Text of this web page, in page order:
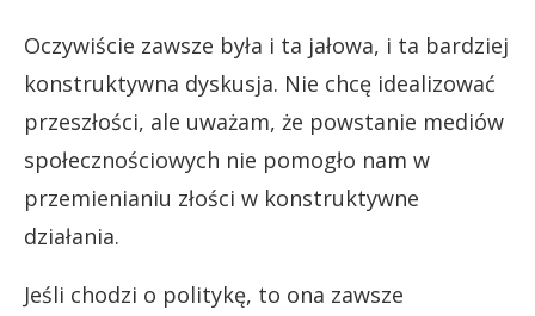
Oczywiście zawsze była i ta jałowa, i ta bardziej
konstruktywna dyskusja. Nie chcę idealizować
przeszłości, ale uważam, że powstanie mediów
społecznościowych nie pomogło nam w
przemienianiu złości w konstruktywne
działania.
Jeśli chodzi o politykę, to ona zawsze